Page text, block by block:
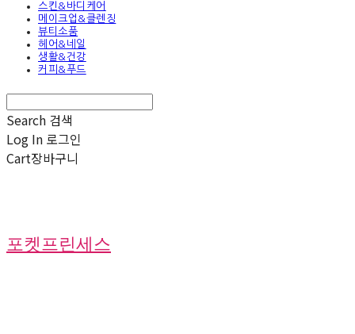
스킨&바디케어
메이크업&클렌징
뷰티소품
헤어&네일
생활&건강
커피&푸드
Search 검색
Log In 로그인
Cart장바구니
포켓프린세스